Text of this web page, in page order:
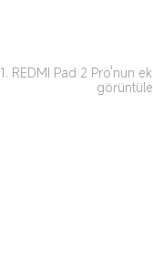
1. REDMI Pad 2 Pro'nun